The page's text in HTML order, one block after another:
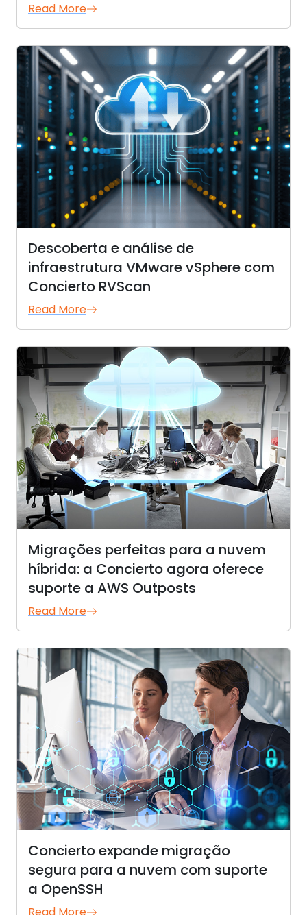
Read More
Descoberta e análise de
infraestrutura VMware vSphere com
Concierto RVScan
Read More
Migrações perfeitas para a nuvem
híbrida: a Concierto agora oferece
suporte a AWS Outposts
Read More
Concierto expande migração
segura para a nuvem com suporte
a OpenSSH